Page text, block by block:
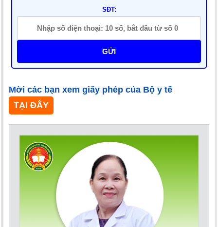
SĐT:
GỬI
Mời các bạn xem giấy phép của Bộ y tế
TẠI ĐÂY